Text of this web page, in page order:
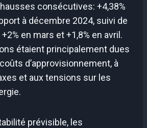
consécutives: +4,38%
à décembre 2024, suivi de
en mars et +1,8% en avril.
étaient principalement dues
d’approvisionnement, à
et aux tensions sur les
prévisible, les